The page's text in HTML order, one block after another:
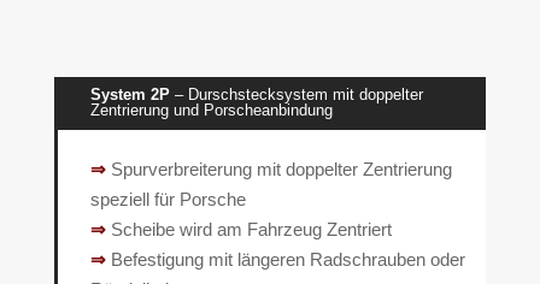
System 2P– Durschstecksystem mit doppelter
Zentrierung und Porscheanbindung
⇒ Spurverbreiterung mit doppelter Zentrierung
speziell für Porsche
⇒ Scheibe wird am Fahrzeug Zentriert
⇒Befestigung mit längeren Radschrauben oder